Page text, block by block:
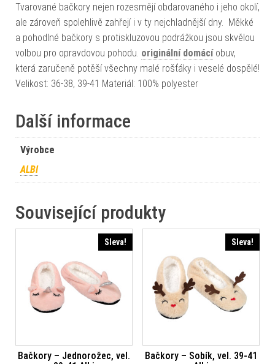
Tvarované bačkory nejen rozesmějí obdarovaného i jeho okolí,
ale zároveň spolehlivě zahřejí i v ty nejchladnější dny. Měkké
a pohodlné bačkory s protiskluzovou podrážkou jsou skvělou
volbou pro opravdovou pohodu. originální domácíobuv,
která zaručeně potěší všechny malé rošťáky i veselé dospělé!
Velikost: 36-38, 39-41 Materiál: 100% polyester
Další informace
Výrobce
ALBI
Související produkty
Sleva!
Bačkory – Jednorožec, vel.
Sleva!
Bačkory – Sobík, vel. 39-41